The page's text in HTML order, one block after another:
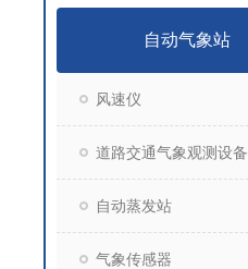
自动气象站
风速仪
道路交通气象观测设备
自动蒸发站
气象传感器